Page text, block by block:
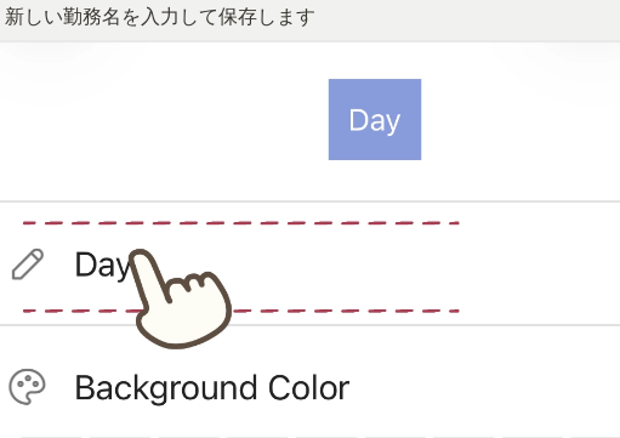
新しい勤務名を入力して保存します